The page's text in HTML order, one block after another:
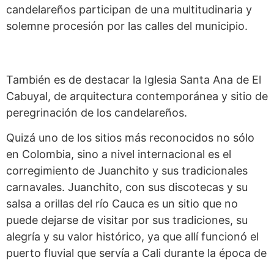
candelareños participan de una multitudinaria y
solemne procesión por las calles del municipio.
También es de destacar la Iglesia Santa Ana de El
Cabuyal, de arquitectura contemporánea y sitio de
peregrinación de los candelareños.
Quizá uno de los sitios más reconocidos no sólo
en Colombia, sino a nivel internacional es el
corregimiento de Juanchito y sus tradicionales
carnavales. Juanchito, con sus discotecas y su
salsa a orillas del río Cauca es un sitio que no
puede dejarse de visitar por sus tradiciones, su
alegría y su valor histórico, ya que allí funcionó el
puerto fluvial que servía a Cali durante la época de